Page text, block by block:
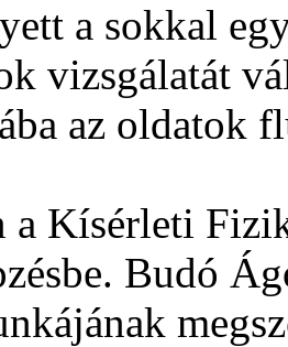
a sokkal
vizsgálatát
az oldatok
a Kísérleti
Budó